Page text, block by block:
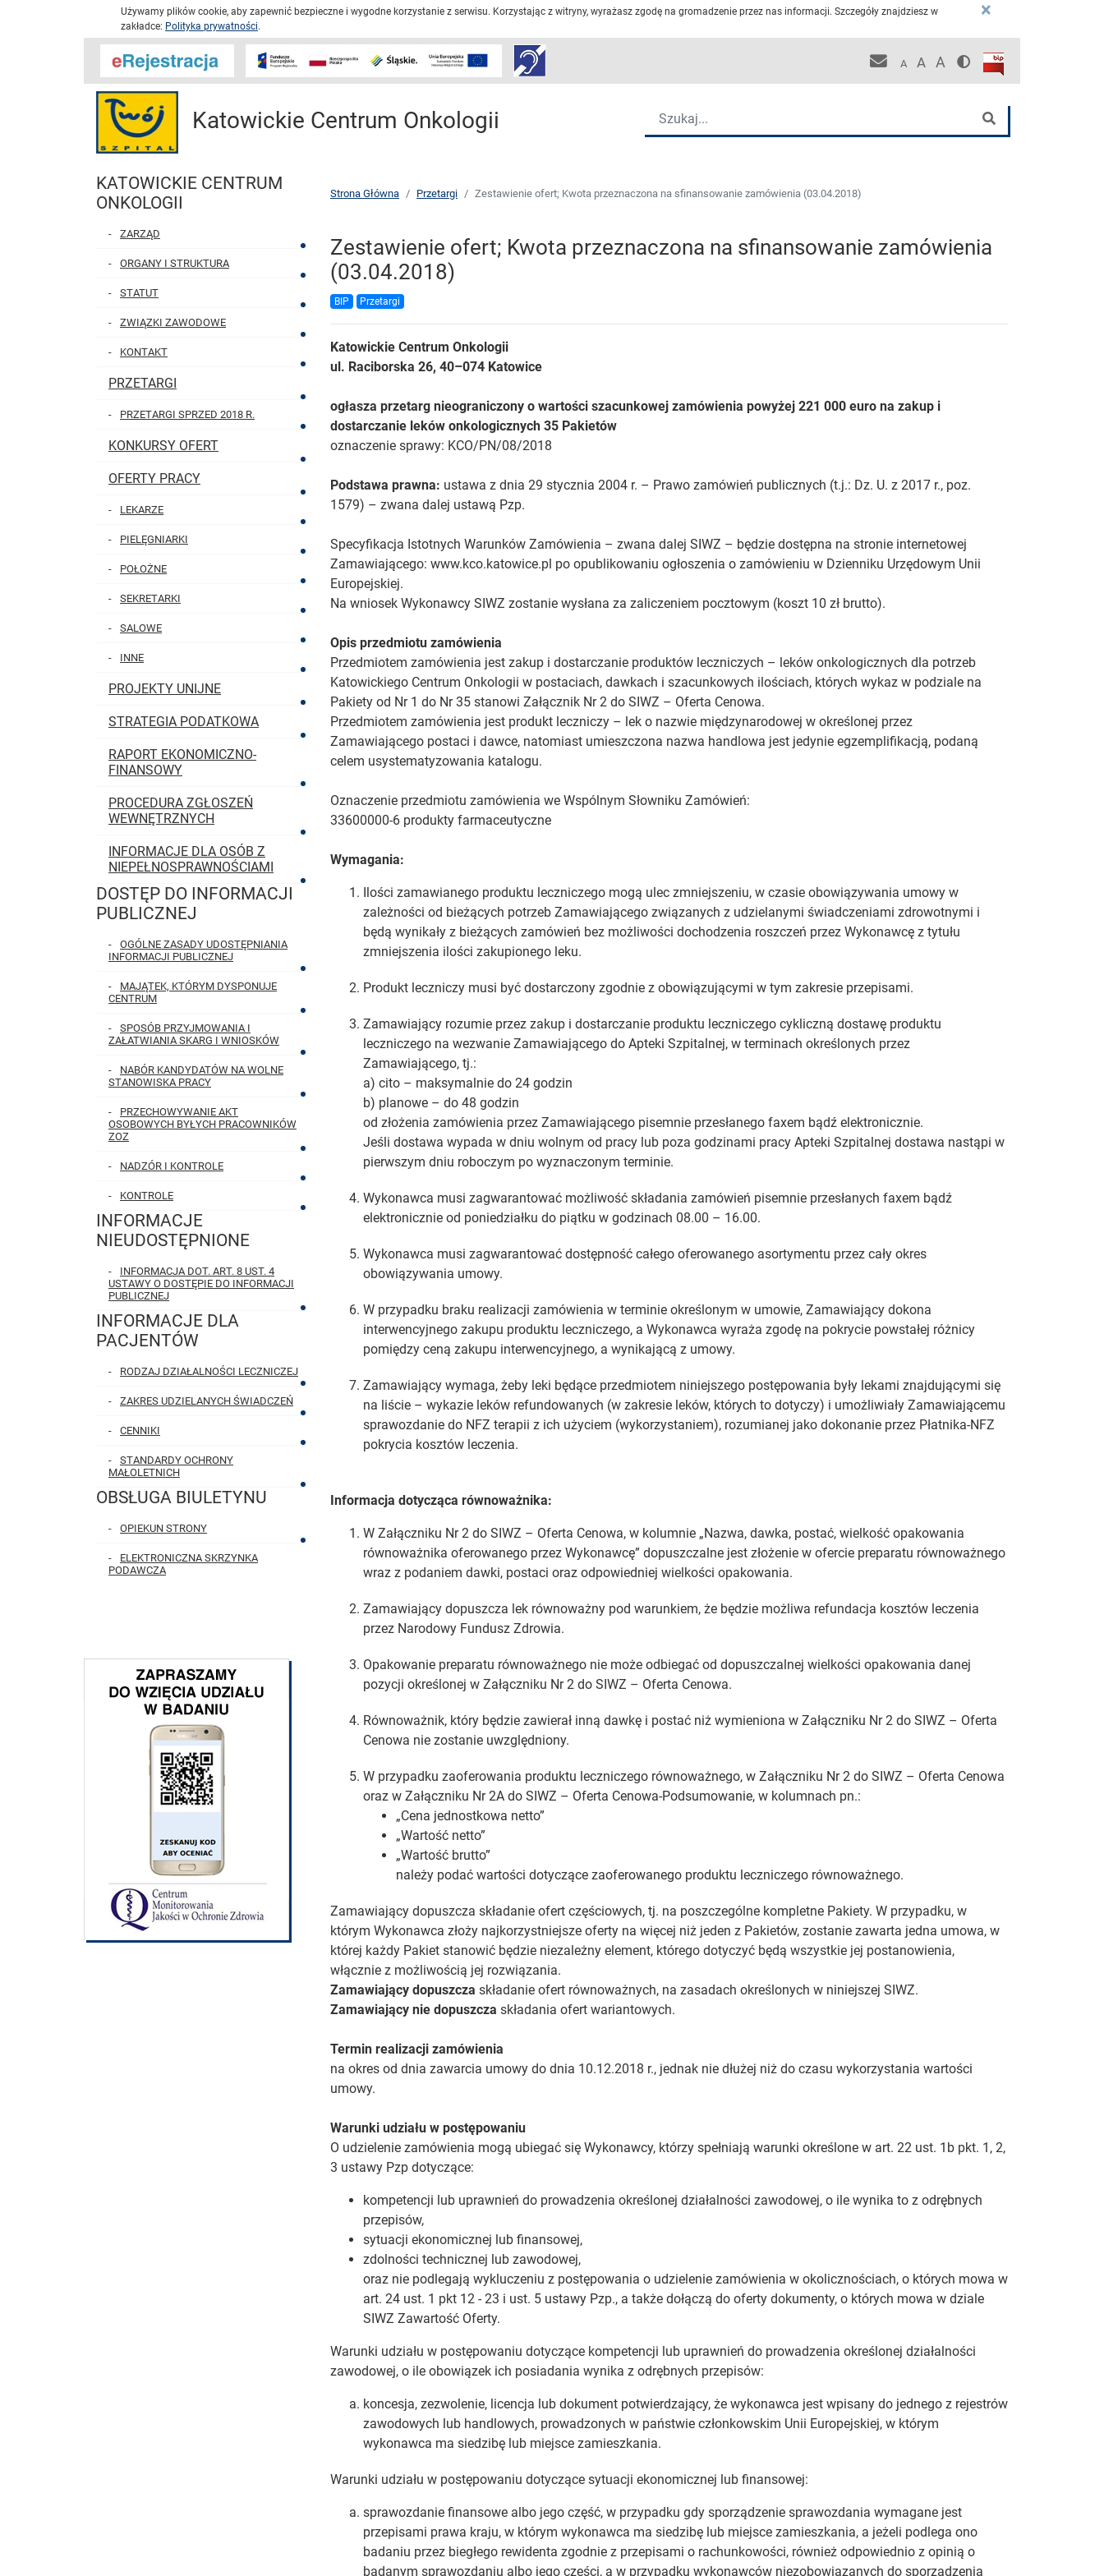
Używamy plików cookie, aby zapewnić bezpieczne i wygodne korzystanie z serwisu. Korzystając z witryny, wyrażasz zgodę na gromadzenie przez nas informacji. Szczegóły znajdziesz w
zakładce: Polityka prywatności.
×
Pracownicza poczta KCO
A A A Wersja kontrastowa
Biuletyn Informacji
Katowickie Centrum Onkologii
MENU GŁÓWNE
KATOWICKIE CENTRUM
ONKOLOGII
ZARZĄD
ORGANY I STRUKTURA
STATUT
ZWIĄZKI ZAWODOWE
KONTAKT
PRZETARGI
PRZETARGI SPRZED 2018 R.
KONKURSY OFERT
OFERTY PRACY
LEKARZE
PIELĘGNIARKI
POŁOŻNE
SEKRETARKI
SALOWE
INNE
PROJEKTY UNIJNE
STRATEGIA PODATKOWA
RAPORT EKONOMICZNO-
FINANSOWY
PROCEDURA ZGŁOSZEŃ
WEWNĘTRZNYCH
INFORMACJE DLA OSÓB Z
NIEPEŁNOSPRAWNOŚCIAMI
DOSTĘP DO INFORMACJI
PUBLICZNEJ
OGÓLNE ZASADY UDOSTĘPNIANIA
INFORMACJI PUBLICZNEJ
MAJĄTEK, KTÓRYM DYSPONUJE
CENTRUM
SPOSÓB PRZYJMOWANIA I
ZAŁATWIANIA SKARG I WNIOSKÓW
NABÓR KANDYDATÓW NA WOLNE
STANOWISKA PRACY
PRZECHOWYWANIE AKT
OSOBOWYCH BYŁYCH PRACOWNIKÓW
ZOZ
NADZÓR I KONTROLE
KONTROLE
INFORMACJE
NIEUDOSTĘPNIONE
INFORMACJA DOT. ART. 8 UST. 4
USTAWY O DOSTĘPIE DO INFORMACJI
PUBLICZNEJ
INFORMACJE DLA
PACJENTÓW
RODZAJ DZIAŁALNOŚCI LECZNICZEJ
ZAKRES UDZIELANYCH ŚWIADCZEŃ
CENNIKI
STANDARDY OCHRONY
MAŁOLETNICH
OBSŁUGA BIULETYNU
OPIEKUN STRONY
ELEKTRONICZNA SKRZYNKA
PODAWCZA
Strona Główna Przetargi Zestawienie ofert; Kwota przeznaczona na sfinansowanie zamówienia (03.04.2018)
Zestawienie ofert; Kwota przeznaczona na sfinansowanie zamówienia
(03.04.2018)
BIP Przetargi
Katowickie Centrum Onkologii
ul. Raciborska 26, 40–074 Katowice
ogłasza przetarg nieograniczony o wartości szacunkowej zamówienia powyżej 221 000 euro na zakup i
dostarczanie leków onkologicznych 35 Pakietów
oznaczenie sprawy: KCO/PN/08/2018
Podstawa prawna: ustawa z dnia 29 stycznia 2004 r. – Prawo zamówień publicznych (t.j.: Dz. U. z 2017 r., poz.
1579) – zwana dalej ustawą Pzp.
Specyfikacja Istotnych Warunków Zamówienia – zwana dalej SIWZ – będzie dostępna na stronie internetowej
Zamawiającego: www.kco.katowice.pl po opublikowaniu ogłoszenia o zamówieniu w Dzienniku Urzędowym Unii
Europejskiej.
Na wniosek Wykonawcy SIWZ zostanie wysłana za zaliczeniem pocztowym (koszt 10 zł brutto).
Opis przedmiotu zamówienia
Przedmiotem zamówienia jest zakup i dostarczanie produktów leczniczych – leków onkologicznych dla potrzeb
Katowickiego Centrum Onkologii w postaciach, dawkach i szacunkowych ilościach, których wykaz w podziale na
Pakiety od Nr 1 do Nr 35 stanowi Załącznik Nr 2 do SIWZ – Oferta Cenowa.
Przedmiotem zamówienia jest produkt leczniczy – lek o nazwie międzynarodowej w określonej przez
Zamawiającego postaci i dawce, natomiast umieszczona nazwa handlowa jest jedynie egzemplifikacją, podaną
celem usystematyzowania katalogu.
Oznaczenie przedmiotu zamówienia we Wspólnym Słowniku Zamówień:
33600000-6 produkty farmaceutyczne
Wymagania:
Ilości zamawianego produktu leczniczego mogą ulec zmniejszeniu, w czasie obowiązywania umowy w
zależności od bieżących potrzeb Zamawiającego związanych z udzielanymi świadczeniami zdrowotnymi i
będą wynikały z bieżących zamówień bez możliwości dochodzenia roszczeń przez Wykonawcę z tytułu
zmniejszenia ilości zakupionego leku.
Produkt leczniczy musi być dostarczony zgodnie z obowiązującymi w tym zakresie przepisami.
Zamawiający rozumie przez zakup i dostarczanie produktu leczniczego cykliczną dostawę produktu
leczniczego na wezwanie Zamawiającego do Apteki Szpitalnej, w terminach określonych przez
Zamawiającego, tj.:
a) cito – maksymalnie do 24 godzin
b) planowe – do 48 godzin
od złożenia zamówienia przez Zamawiającego pisemnie przesłanego faxem bądź elektronicznie.
Jeśli dostawa wypada w dniu wolnym od pracy lub poza godzinami pracy Apteki Szpitalnej dostawa nastąpi w
pierwszym dniu roboczym po wyznaczonym terminie.
Wykonawca musi zagwarantować możliwość składania zamówień pisemnie przesłanych faxem bądź
elektronicznie od poniedziałku do piątku w godzinach 08.00 – 16.00.
Wykonawca musi zagwarantować dostępność całego oferowanego asortymentu przez cały okres
obowiązywania umowy.
W przypadku braku realizacji zamówienia w terminie określonym w umowie, Zamawiający dokona
interwencyjnego zakupu produktu leczniczego, a Wykonawca wyraża zgodę na pokrycie powstałej różnicy
pomiędzy ceną zakupu interwencyjnego, a wynikającą z umowy.
Zamawiający wymaga, żeby leki będące przedmiotem niniejszego postępowania były lekami znajdującymi się
na liście – wykazie leków refundowanych (w zakresie leków, których to dotyczy) i umożliwiały Zamawiającemu
sprawozdanie do NFZ terapii z ich użyciem (wykorzystaniem), rozumianej jako dokonanie przez Płatnika-NFZ
pokrycia kosztów leczenia.
Informacja dotycząca równoważnika:
W Załączniku Nr 2 do SIWZ – Oferta Cenowa, w kolumnie „Nazwa, dawka, postać, wielkość opakowania
równoważnika oferowanego przez Wykonawcę” dopuszczalne jest złożenie w ofercie preparatu równoważnego
wraz z podaniem dawki, postaci oraz odpowiedniej wielkości opakowania.
Zamawiający dopuszcza lek równoważny pod warunkiem, że będzie możliwa refundacja kosztów leczenia
przez Narodowy Fundusz Zdrowia.
Opakowanie preparatu równoważnego nie może odbiegać od dopuszczalnej wielkości opakowania danej
pozycji określonej w Załączniku Nr 2 do SIWZ – Oferta Cenowa.
Równoważnik, który będzie zawierał inną dawkę i postać niż wymieniona w Załączniku Nr 2 do SIWZ – Oferta
Cenowa nie zostanie uwzględniony.
W przypadku zaoferowania produktu leczniczego równoważnego, w Załączniku Nr 2 do SIWZ – Oferta Cenowa
oraz w Załączniku Nr 2A do SIWZ – Oferta Cenowa-Podsumowanie, w kolumnach pn.:
„Cena jednostkowa netto”
„Wartość netto”
„Wartość brutto”
należy podać wartości dotyczące zaoferowanego produktu leczniczego równoważnego.
Zamawiający dopuszcza składanie ofert częściowych, tj. na poszczególne kompletne Pakiety. W przypadku, w
którym Wykonawca złoży najkorzystniejsze oferty na więcej niż jeden z Pakietów, zostanie zawarta jedna umowa, w
której każdy Pakiet stanowić będzie niezależny element, którego dotyczyć będą wszystkie jej postanowienia,
włącznie z możliwością jej rozwiązania.
Zamawiający dopuszcza składanie ofert równoważnych, na zasadach określonych w niniejszej SIWZ.
Zamawiający nie dopuszcza składania ofert wariantowych.
Termin realizacji zamówienia
na okres od dnia zawarcia umowy do dnia 10.12.2018 r., jednak nie dłużej niż do czasu wykorzystania wartości
umowy.
Warunki udziału w postępowaniu
O udzielenie zamówienia mogą ubiegać się Wykonawcy, którzy spełniają warunki określone w art. 22 ust. 1b pkt. 1, 2,
3 ustawy Pzp dotyczące:
kompetencji lub uprawnień do prowadzenia określonej działalności zawodowej, o ile wynika to z odrębnych
przepisów,
sytuacji ekonomicznej lub finansowej,
zdolności technicznej lub zawodowej,
oraz nie podlegają wykluczeniu z postępowania o udzielenie zamówienia w okolicznościach, o których mowa w
art. 24 ust. 1 pkt 12 - 23 i ust. 5 ustawy Pzp., a także dołączą do oferty dokumenty, o których mowa w dziale
SIWZ Zawartość Oferty.
Warunki udziału w postępowaniu dotyczące kompetencji lub uprawnień do prowadzenia określonej działalności
zawodowej, o ile obowiązek ich posiadania wynika z odrębnych przepisów:
koncesja, zezwolenie, licencja lub dokument potwierdzający, że wykonawca jest wpisany do jednego z rejestrów
zawodowych lub handlowych, prowadzonych w państwie członkowskim Unii Europejskiej, w którym
wykonawca ma siedzibę lub miejsce zamieszkania.
Warunki udziału w postępowaniu dotyczące sytuacji ekonomicznej lub finansowej:
sprawozdanie finansowe albo jego część, w przypadku gdy sporządzenie sprawozdania wymagane jest
przepisami prawa kraju, w którym wykonawca ma siedzibę lub miejsce zamieszkania, a jeżeli podlega ono
badaniu przez biegłego rewidenta zgodnie z przepisami o rachunkowości, również odpowiednio z opinią o
badanym sprawozdaniu albo jego części, a w przypadku wykonawców niezobowiązanych do sporządzenia